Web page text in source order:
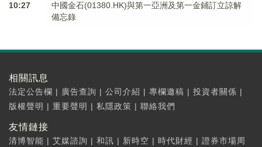
10:27
中國金石(01380.HK)與第一亞洲及第一金鋪訂立諒解
備忘錄
相關訊息
法定公告欄 | 廣告查詢 | 公司介紹 | 專欄邀稿 | 投資者關係 |
版權聲明 | 重要聲明 | 私隱政策 | 聯絡我們
友情鏈接
清博智能 | 艾媒諮詢 | 和訊 | 新時空 | 時代財經 | 證券市場周